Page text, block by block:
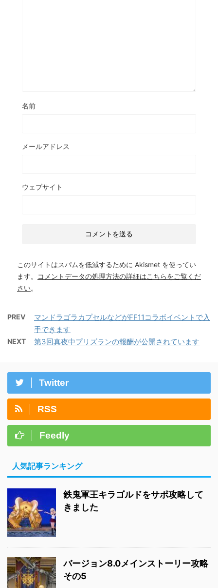
名前
メールアドレス
ウェブサイト
このサイトはスパムを低減するために Akismet を使ってい
ます。
コメントデータの処理方法の詳細はこちらをご覧くだ
さい。
PREV
マンドラゴラカプセルなどがFF11コラボイベントで入
手できます
NEXT 第3回真夜中プリズランの報酬が公開されています
Twitter
RSS
Feedly
人気記事ランキング
鉄鬼軍王キラゴルドをサポ攻略して
きました
バージョン8.0メインストーリー攻略
その5